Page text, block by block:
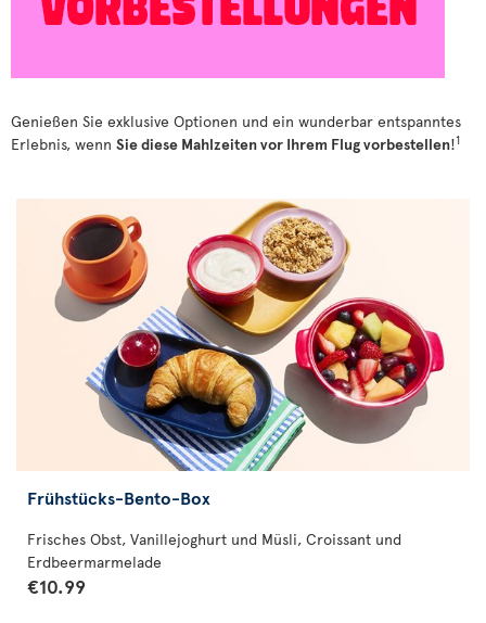
Genießen Sie exklusive Optionen und ein wunderbar entspanntes
Erlebnis, wenn Sie diese Mahlzeiten vor Ihrem Flug vorbestellen!1
Frühstücks-Bento-Box
Frisches Obst, Vanillejoghurt und Müsli, Croissant und
Erdbeermarmelade
€10.99